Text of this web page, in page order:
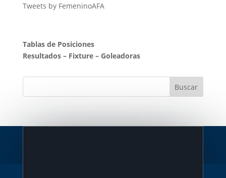
Tweets by FemeninoAFA
Tablas de Posiciones
Resultados– Fixture– Goleadoras